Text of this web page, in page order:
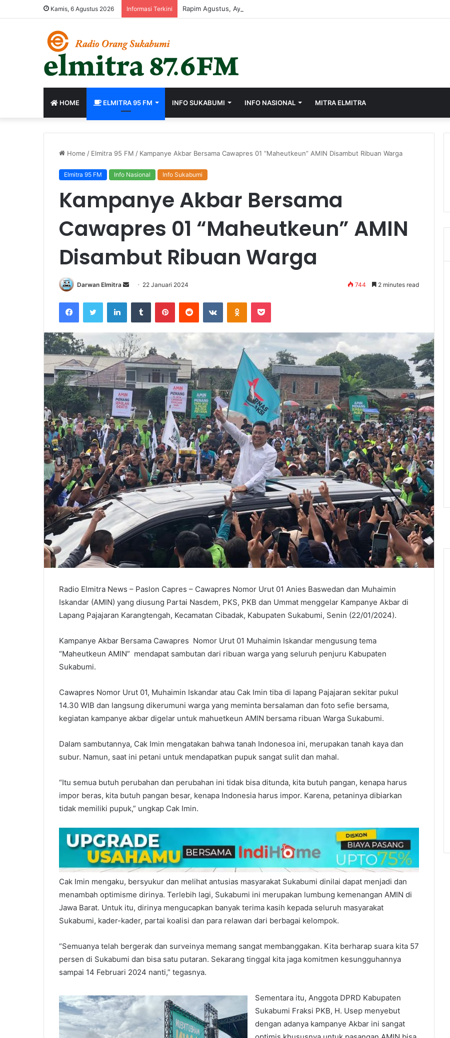
Kamis, 6 Agustus 2026 Informasi Terkini Rapim Agustus, Ayep Zaki Minta Seluruh Perangkat Daerah Percepat Peningkatan PAD
HOME ELMITRA 95 FM INFO SUKABUMI INFO NASIONAL MITRA ELMITRA
Home / Elmitra 95 FM / Kampanye Akbar Bersama Cawapres 01 “Maheutkeun” AMIN Disambut Ribuan Warga
Elmitra 95 FM Info Nasional Info Sukabumi
Kampanye Akbar Bersama
Cawapres 01 “Maheutkeun” AMIN
Disambut Ribuan Warga
Darwan Elmitra
Send
email
22 Januari 2024 744 2 minutes read
FacebookTwitter LinkedInTumblr PinterestReddit VKontakteOdnoklassniki
Pocket
Radio Elmitra News – Paslon Capres – Cawapres Nomor Urut 01 Anies Baswedan dan Muhaimin
Iskandar (AMIN) yang diusung Partai Nasdem, PKS, PKB dan Ummat menggelar Kampanye Akbar di
Lapang Pajajaran Karangtengah, Kecamatan Cibadak, Kabupaten Sukabumi, Senin (22/01/2024).
Kampanye Akbar Bersama Cawapres Nomor Urut 01 Muhaimin Iskandar mengusung tema
“Maheutkeun AMIN” mendapat sambutan dari ribuan warga yang seluruh penjuru Kabupaten
Sukabumi.
Cawapres Nomor Urut 01, Muhaimin Iskandar atau Cak Imin tiba di lapang Pajajaran sekitar pukul
14.30 WIB dan langsung dikerumuni warga yang meminta bersalaman dan foto sefie bersama,
kegiatan kampanye akbar digelar untuk mahuetkeun AMIN bersama ribuan Warga Sukabumi.
Dalam sambutannya, Cak Imin mengatakan bahwa tanah Indonesoa ini, merupakan tanah kaya dan
subur. Namun, saat ini petani untuk mendapatkan pupuk sangat sulit dan mahal.
“Itu semua butuh perubahan dan perubahan ini tidak bisa ditunda, kita butuh pangan, kenapa harus
impor beras, kita butuh pangan besar, kenapa Indonesia harus impor. Karena, petaninya dibiarkan
tidak memiliki pupuk,” ungkap Cak Imin.
Cak Imin mengaku, bersyukur dan melihat antusias masyarakat Sukabumi dinilai dapat menjadi dan
menambah optimisme dirinya. Terlebih lagi, Sukabumi ini merupakan lumbung kemenangan AMIN di
Jawa Barat. Untuk itu, dirinya mengucapkan banyak terima kasih kepada seluruh masyarakat
Sukabumi, kader-kader, partai koalisi dan para relawan dari berbagai kelompok.
“Semuanya telah bergerak dan surveinya memang sangat membanggakan. Kita berharap suara kita 57
persen di Sukabumi dan bisa satu putaran. Sekarang tinggal kita jaga komitmen kesungguhannya
sampai 14 Februari 2024 nanti,” tegasnya.
Sementara itu, Anggota DPRD Kabupaten
Sukabumi Fraksi PKB, H. Usep menyebut
dengan adanya kampanye Akbar ini sangat